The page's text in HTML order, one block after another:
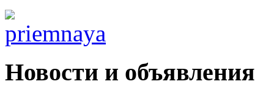
Новости и объявления